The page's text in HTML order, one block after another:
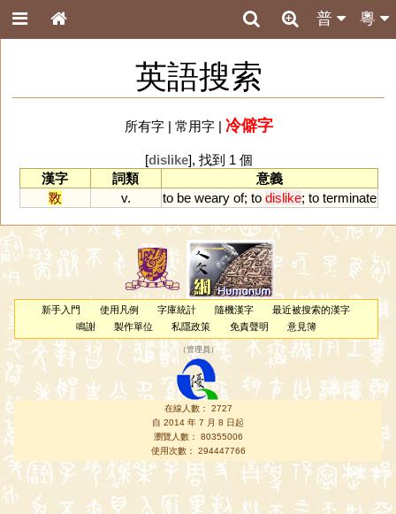
粵
普
英語搜索
所有字| 常用字| 冷僻字
[dislike], 找到 1 個
漢字
詞類
意義
斁
v. to be weary of; to dislike; to terminate
新手入門 使用凡例 字庫統計 隨機漢字
最近被搜索的漢字
鳴謝
製作單位 私隱政策 免責聲明 意見簿
（管理員 ）
在線人數： 2727
自 2014 年 7 月 8 日起
瀏覽人數： 80355006
使用次數： 294447766